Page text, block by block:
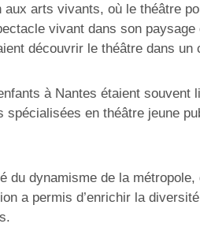
arts vivants, où le théâtre
vivant dans son
découvrir le théâtre dans un
à Nantes étaient
en théâtre jeune
du dynamisme de la
a permis d’enrichir la